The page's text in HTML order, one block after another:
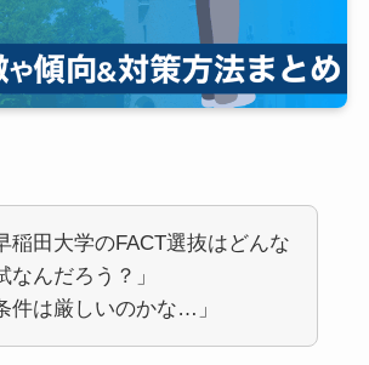
稲田大学のFACT選抜はどんな
なんだろう？」
件は厳しいのかな…」